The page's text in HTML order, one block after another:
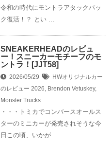
令和の時代にモントラアタックパッ
ク復活！？ とい …
SNEAKERHEADのレビュ
ー！スニーカーモチーフのモ
ントラ！[JJT58]
2026/05/29
HWオリジナルカー
のレビュー 2026, Brendon Vetuskey,
Monster Trucks
・・・トミカでコンバースオールス
ターのミニカーが発売されそうな今
日この頃、いかが …